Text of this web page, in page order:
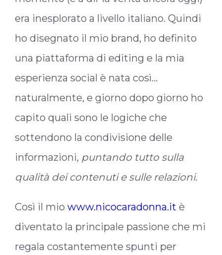
era inesplorato a livello italiano. Quindi
ho disegnato il mio brand, ho definito
una piattaforma di editing e la mia
esperienza social è nata così…
naturalmente, e giorno dopo giorno ho
capito quali sono le logiche che
sottendono la condivisione delle
informazioni, puntando tutto sulla
qualità dei contenuti e sulle relazioni.
Così il mio www.nicocaradonna.it è
diventato la principale passione che mi
regala costantemente spunti per